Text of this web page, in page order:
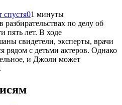
спустя01 минуты
по делу об
пять лет. В ходе
свидетели, эксперты, врачи
рядом с детьми актеров. Однако
и Джоли может